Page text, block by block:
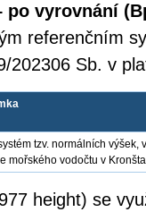
po vyrovnání
referenčním
202306 Sb. v
tzv. normálních výšek,
mořského vodočtu v
height) se